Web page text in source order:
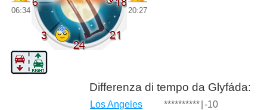
06:34 20:27
Differenza di tempo da Glyfáda:
Los Angeles ********** -10